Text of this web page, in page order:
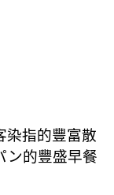
染指的豐富散
ン的豐盛早餐